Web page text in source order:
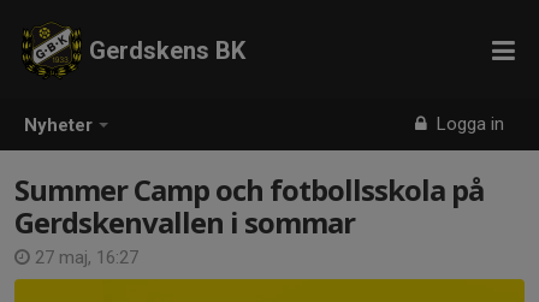
Nyheter Logga in
Gerdskens BK
Summer Camp och fotbollsskola på
Gerdskenvallen i sommar
27 maj, 16:27